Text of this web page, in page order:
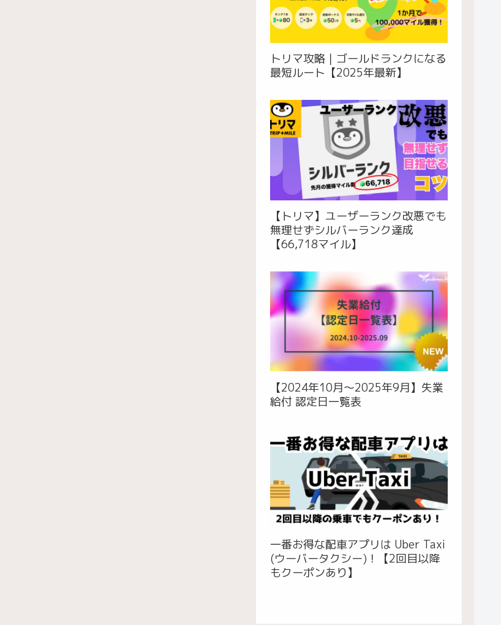
トリマ攻略｜ゴールドランクになる
最短ルート【2025年最新】
【トリマ】ユーザーランク改悪でも
無理せずシルバーランク達成
【66,718マイル】
【2024年10月〜2025年9月】失業
給付 認定日一覧表
一番お得な配車アプリは Uber Taxi
(ウーバータクシー)！【2回目以降
もクーポンあり】